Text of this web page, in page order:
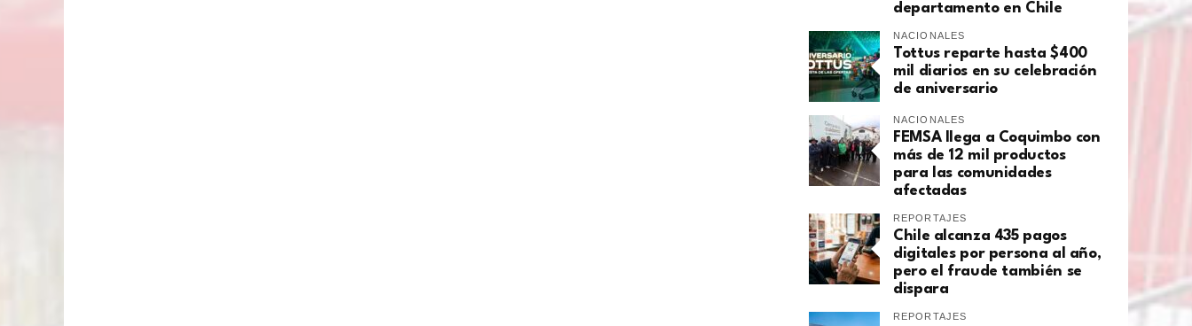
departamento en Chile
NACIONALES
Tottus reparte hasta $400
mil diarios en su celebración
de aniversario
NACIONALES
FEMSA llega a Coquimbo con
más de 12 mil productos
para las comunidades
afectadas
REPORTAJES
Chile alcanza 435 pagos
digitales por persona al año,
pero el fraude también se
dispara
REPORTAJES